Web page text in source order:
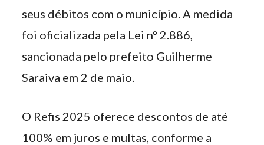
seus débitos com o município. A medida
foi oficializada pela Lei nº 2.886,
sancionada pelo prefeito Guilherme
Saraiva em 2 de maio.
O Refis 2025 oferece descontos de até
100% em juros e multas, conforme a